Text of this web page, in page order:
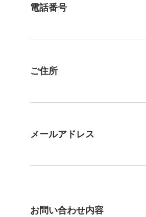
電話番号
ご住所
メールアドレス
お問い合わせ内容